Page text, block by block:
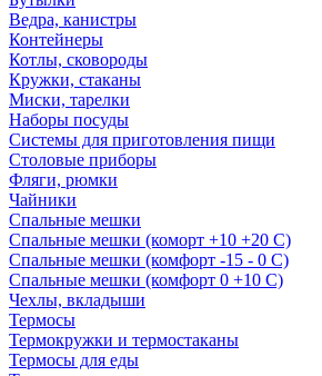
Ведра, канистры
Контейнеры
Котлы, сковороды
Кружки, стаканы
Миски, тарелки
Наборы посуды
Системы для приготовления пищи
Столовые приборы
Фляги, рюмки
Чайники
Спальные мешки
Спальные мешки (коморт +10 +20 С)
Спальные мешки (комфорт -15 - 0 С)
Спальные мешки (комфорт 0 +10 С)
Чехлы, вкладыши
Термосы
Термокружки и термостаканы
Термосы для еды